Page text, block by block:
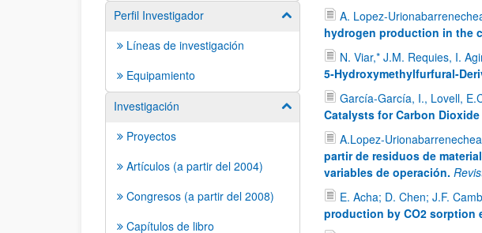
Perfil Investigador
Mostrar/ocultar subpáginas
Líneas de investigación
Equipamiento
Investigación
Mostrar/ocultar subpáginas
Proyectos
Artículos (a partir del 2004)
Congresos (a partir del 2008)
Capítulos de libro
A. Lopez-
hydrogen production in the
N. Viar,* J.M. Requies, I.
5‑Hydroxymethylfurfural-
García-García, I., Lovell,
Catalysts for Carbon Dioxide
A.Lopez-
partir de residuos de
variables de operación.
E. Acha; D. Chen; J.F.
production by CO2 sorption